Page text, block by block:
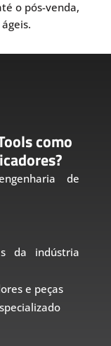
o pós-venda,
como
de
da indústria
e peças